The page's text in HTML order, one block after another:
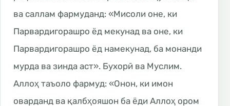
ва саллам фармуданд: «Мисоли оне, ки
Парвардигорашро ёд мекунад ва оне, ки
Парвардигорашро ёд намекунад, ба монанди
мурда ва зинда аст». Бухорӣ ва Муслим.
Аллоҳ таъоло фармуд: «Онон, ки имон
оварданд ва қалбҳояшон ба ёди Аллоҳ ором